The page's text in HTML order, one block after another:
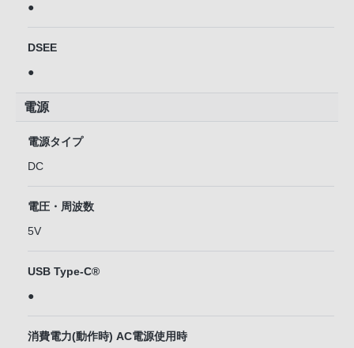
●
DSEE
●
電源
電源タイプ
DC
電圧・周波数
5V
USB Type-C®
●
消費電力(動作時) AC電源使用時